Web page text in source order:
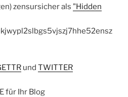
zensursicher als "Hidden
und TWITTER
für Ihr Blog